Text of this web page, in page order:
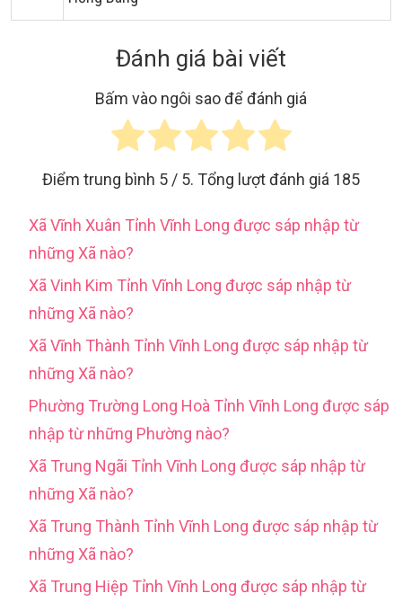
Đánh giá bài viết
Bấm vào ngôi sao để đánh giá
Điểm trung bình 5 / 5. Tổng lượt đánh giá 185
Xã Vĩnh Xuân Tỉnh Vĩnh Long được sáp nhập từ
những Xã nào?
Xã Vinh Kim Tỉnh Vĩnh Long được sáp nhập từ
những Xã nào?
Xã Vĩnh Thành Tỉnh Vĩnh Long được sáp nhập từ
những Xã nào?
Phường Trường Long Hoà Tỉnh Vĩnh Long được sáp
nhập từ những Phường nào?
Xã Trung Ngãi Tỉnh Vĩnh Long được sáp nhập từ
những Xã nào?
Xã Trung Thành Tỉnh Vĩnh Long được sáp nhập từ
những Xã nào?
Xã Trung Hiệp Tỉnh Vĩnh Long được sáp nhập từ